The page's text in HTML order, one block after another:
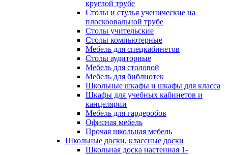
круглой трубе
Столы и стулья ученические на
плоскоовальной трубе
Столы учительские
Столы компьютерные
Мебель для спецкабинетов
Столы аудиторные
Мебель для столовой
Мебель для библиотек
Школьные шкафы и шкафы для класса
Шкафы для учебных кабинетов и
канцелярии
Мебель для гардеробов
Офисная мебель
Прочая школьная мебель
Школьные доски, классные доски
Школьная доска настенная 1-